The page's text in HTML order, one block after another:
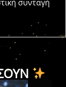
συνταγή